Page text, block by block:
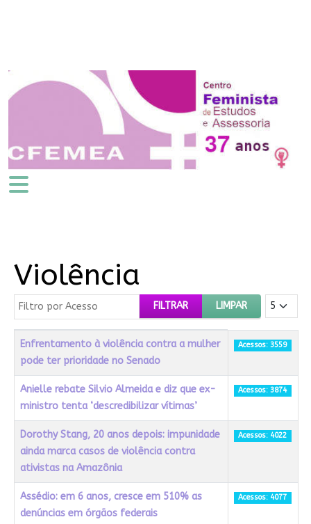
Violência
Filtro por Acesso FILTRAR LIMPAR Mostrar #
Título Acessos
Enfrentamento à violência contra a mulher
pode ter prioridade no Senado
Acessos: 3559
Anielle rebate Silvio Almeida e diz que ex-
ministro tenta ‘descredibilizar vítimas’
Acessos: 3874
Dorothy Stang, 20 anos depois: impunidade
ainda marca casos de violência contra
ativistas na Amazônia
Acessos: 4022
Assédio: em 6 anos, cresce em 510% as
denúncias em órgãos federais
Acessos: 4077